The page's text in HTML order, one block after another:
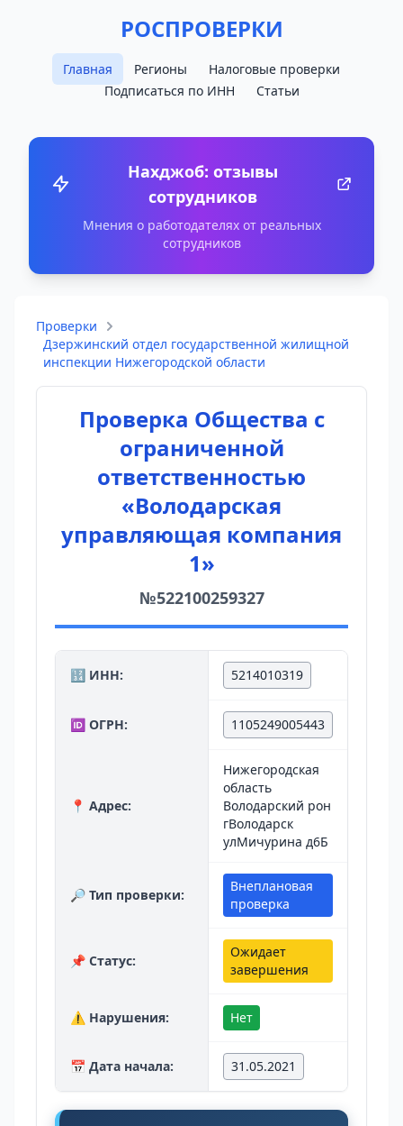
РОСПРОВЕРКИ
Главная Регионы
Налоговые проверки
Подписаться по ИНН
Статьи
Нахджоб: отзывы
сотрудников
Мнения о работодателях от реальных
сотрудников
Проверки
Дзержинский отдел государственной жилищной
инспекции Нижегородской области
Проверка Общества с
ограниченной
ответственностью
«Володарская
управляющая компания
1»
№522100259327
🔢 ИНН: 5214010319
🆔 ОГРН: 1105249005443
📍 Адрес:
Нижегородская
область
Володарский рон
гВолодарск
улМичурина д6Б
🔎 Тип проверки:
Внеплановая
проверка
📌 Статус:
Ожидает
завершения
⚠️ Нарушения: Нет
📅 Дата начала: 31.05.2021